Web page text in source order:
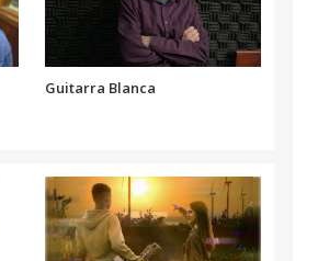
disminuir
el
volumen.
Guitarra Blanca